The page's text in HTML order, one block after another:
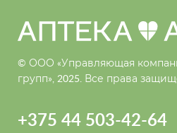
© ООО «Управляющая
групп», 2025. Все права
+375 44 503-42-64